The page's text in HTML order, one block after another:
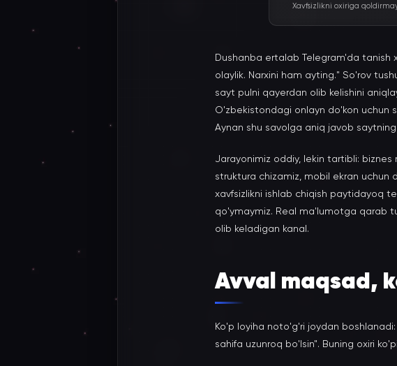
Xavfsizlikni oxiriga
Dushanba ertalab Telegram'da tanish
olaylik. Narxini ham ayting." So'rov
sayt pulni qayerdan olib kelishini
O'zbekistondagi onlayn do'kon uchun
Aynan shu savolga aniq javob
Jarayonimiz oddiy, lekin tartibli:
struktura chizamiz, mobil ekran uchun
xavfsizlikni ishlab chiqish paytidayoq
qo'ymaymiz. Real ma'lumotga qarab
olib keladigan kanal.
Avval maqsad,
Ko'p loyiha noto'g'ri joydan
sahifa uzunroq bo'lsin". Buning oxiri